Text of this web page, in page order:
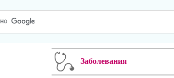
Заболевания